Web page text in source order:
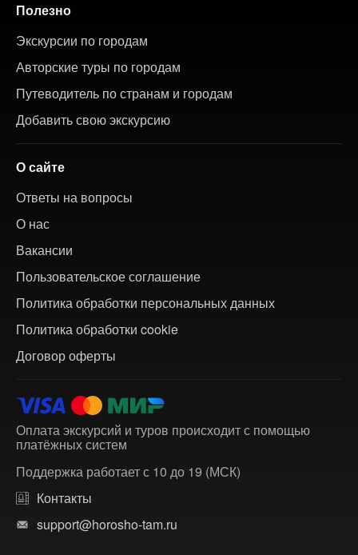
Полезно
Экскурсии по городам
Авторские туры по городам
Путеводитель по странам и городам
Добавить свою экскурсию
О сайте
Ответы на вопросы
О нас
Вакансии
Пользовательское соглашение
Политика обработки персональных данных
Политика обработки cookie
Договор оферты
Оплата экскурсий и туров происходит с помощью
платёжных систем
Поддержка работает с 10 до 19 (МСК)
Контакты
support@horosho-tam.ru